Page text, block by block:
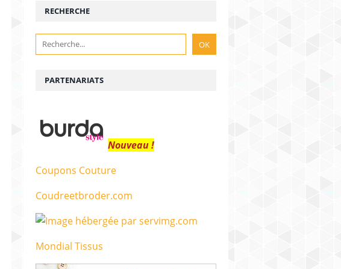
RECHERCHE
PARTENARIATS
Nouveau !
Coupons Couture
Coudreetbroder.com
Mondial Tissus